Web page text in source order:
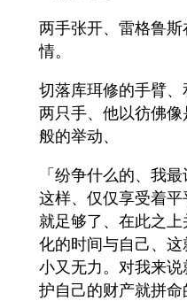
两手张开、雷格鲁
情。
切落库珥修的手臂
两只手、他以彷佛
般的举动、
「纷争什么的、我
这样、仅仅享受着
就足够了、在此之
化的时间与自己、
小又无力。对我来
护自己的财产就拼命